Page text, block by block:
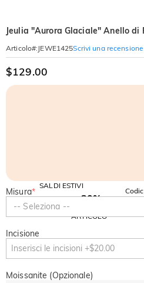
Jeulia "Aurora Glaciale" Anello di
Articolo#: JEWE1425Scrivi una recensione
$129.00
SALDI ESTIVI
-10%
SU TUTTO
-30%
ARTICOLO
Misura*
-- Seleziona --
Incisione
Moissanite (Opzionale)